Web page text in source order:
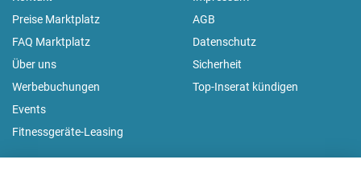
Preise Marktplatz
FAQ Marktplatz
Über uns
Werbebuchungen
Events
Fitnessgeräte-Leasing
AGB
Datenschutz
Sicherheit
Top-Inserat kündigen